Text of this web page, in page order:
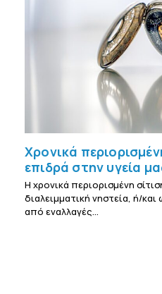
Χρονικά
επιδρά στην υγεία
Η χρονικά περιορισμένη
διαλειμματική νηστεία, ή/
από εναλλαγές…